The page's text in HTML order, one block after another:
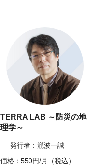
TERRA LAB ～防災の地
理学～
発行者：瀧波一誠
価格：550円/月（税込）